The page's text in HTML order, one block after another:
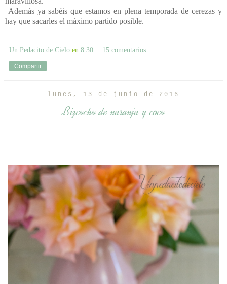
Además ya sabéis que estamos en plena temporada de cerezas y
hay que sacarles el máximo partido posible.
Un Pedacito de Cielo en 8:30 15 comentarios:
Compartir
lunes, 13 de junio de 2016
Bizcocho de naranja y coco